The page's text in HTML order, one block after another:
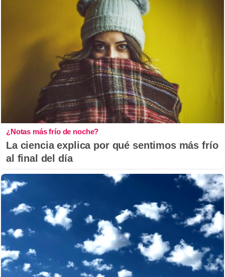
¿Notas más frío de noche?
La ciencia explica por qué sentimos más frío
al final del día